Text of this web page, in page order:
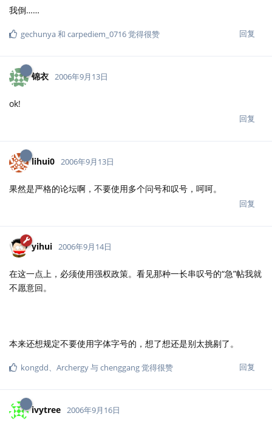
我倒……
回复
gechunya和 carpediem_0716觉得很赞
锦衣 2006年9月13日
ok!
回复
lihui0 2006年9月13日
果然是严格的论坛啊，不要使用多个问号和叹号，呵呵。
回复
yihui 2006年9月14日
在这一点上，必须使用强权政策。看见那种一长串叹号的“急”帖我就
不愿意回。
本来还想规定不要使用字体字号的，想了想还是别太挑剔了。
回复
kongdd Archergy与chenggang觉得很赞
ivytree 2006年9月16日